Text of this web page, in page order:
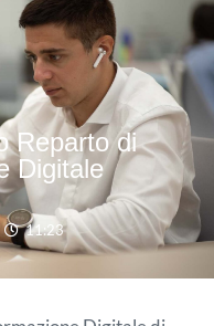
Reparto di
Digitale
11:23